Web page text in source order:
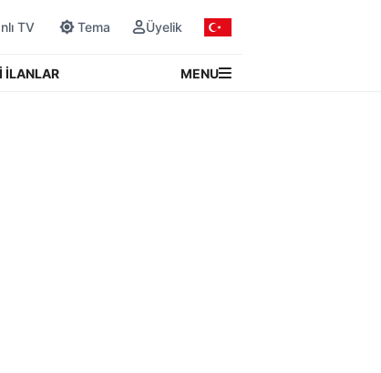
TV Tema Üyelik
İLANLAR MENU